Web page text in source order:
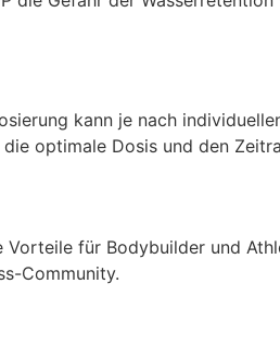
kann je nach
optimale Dosis und den
Vorteile für Bodybuilder und
Community.